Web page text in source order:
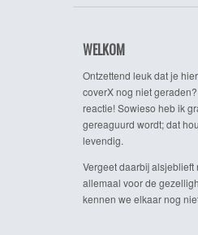
WELKOM
Ontzettend leuk dat je
coverX nog niet
reactie! Sowieso heb ik
gereaguurd wordt; dat
levendig.
Vergeet daarbij alsjeblieft
allemaal voor de
kennen we elkaar nog